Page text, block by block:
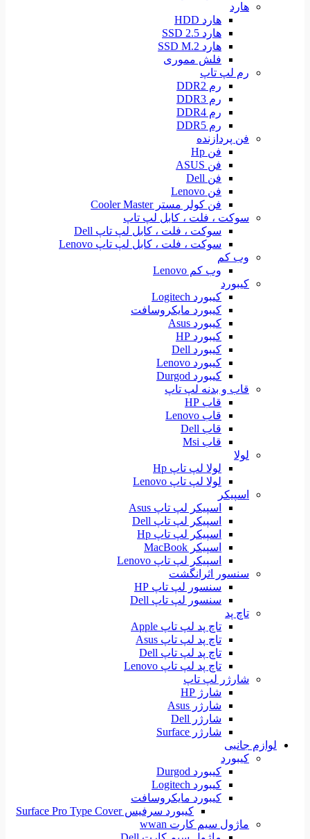
هارد
هارد HDD
هارد SSD 2.5
هارد SSD M.2
فلش مموری
رم لپ تاپ
رم DDR2
رم DDR3
رم DDR4
رم DDR5
فن پردازنده
فن Hp
فن ASUS
فن Dell
فن Lenovo
فن کولر مستر Cooler Master
سوکت ، فلت ، کابل لپ تاپ
سوکت ، فلت ، کابل لپ تاپ Dell
سوکت ، فلت ، کابل لپ تاپ Lenovo
وب کم
وب کم Lenovo
کیبورد
کیبورد Logitech
کیبورد مایکروسافت
کیبورد Asus
کیبورد HP
کیبورد Dell
کیبورد Lenovo
کیبورد Durgod
قاب و بدنه لپ تاپ
قاب HP
قاب Lenovo
قاب Dell
قاب Msi
لولا
لولا لپ تاپ Hp
لولا لپ تاپ Lenovo
اسپیکر
اسپیکر لپ تاپ Asus
اسپیکر لپ تاپ Dell
اسپیکر لپ تاپ Hp
اسپیکر MacBook
اسپیکر لپ تاپ Lenovo
سنسور اثرانگشت
سنسور لپ تاپ HP
سنسور لپ تاپ Dell
تاچ پد
تاچ پد لپ تاپ Apple
تاچ پد لپ تاپ Asus
تاچ پد لپ تاپ Dell
تاچ پد لپ تاپ Lenovo
شارژر لپ تاپ
شارژ HP
شارژر Asus
شارژر Dell
شارژر Surface
لوازم جانبی
کیبورد
کیبورد Durgod
کیبورد Logitech
کیبورد مایکروسافت
کیبورد سرفیس Surface Pro Type Cover
ماژول سیم کارت wwan